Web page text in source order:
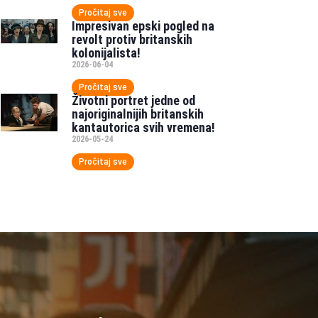
Pročitaj sve
Impresivan epski pogled na
revolt protiv britanskih
kolonijalista!
2026-06-04
Pročitaj sve
Životni portret jedne od
najoriginalnijih britanskih
kantautorica svih vremena!
2026-05-24
Pročitaj sve